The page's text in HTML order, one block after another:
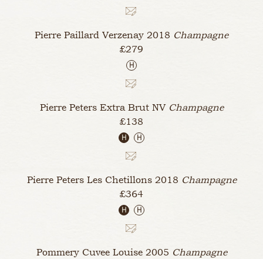
Pierre Paillard Verzenay 2018 Champagne
£279
H
Pierre Peters Extra Brut NV Champagne
£138
H H
Pierre Peters Les Chetillons 2018 Champagne
£364
H H
Pommery Cuvee Louise 2005 Champagne